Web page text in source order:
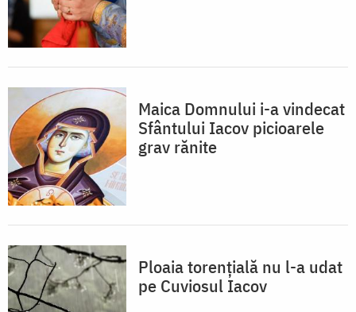
Maica Domnului i-a vindecat
Sfântului Iacov picioarele
grav rănite
Ploaia torențială nu l-a udat
pe Cuviosul Iacov